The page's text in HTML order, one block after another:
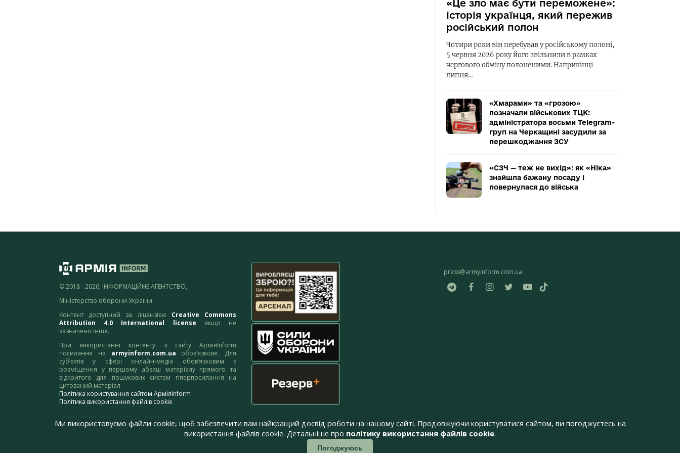
«Це зло має бути переможене»:
історія українця, який пережив
російський полон
Чотири роки він перебував у російському полоні,
5 червня 2026 року його звільнили в рамках
чергового обміну полоненими. Наприкінці
липня…
«Хмарами» та «грозою»
позначали військових ТЦК:
адміністратора восьми Telegram-
груп на Черкащині засудили за
перешкоджання ЗСУ
«СЗЧ — теж не вихід»: як «Ніка»
знайшла бажану посаду і
повернулася до війська
© 2018 - 2026, ІНФОРМАЦІЙНЕ АГЕНТСТВО,
Міністерство оборони України
Контент доступний за ліцензією Creative Commons
Attribution 4.0 International license якщо не
зазначено інше.
При використанні контенту з сайту АрміяInform
посилання на armyinform.com.ua обов’язкове. Для
суб’єктів у сфері онлайн-медіа обов’язковим є
розміщення у першому абзаці матеріалу прямого та
відкритого для пошукових систем гіперпосилання на
цитований матеріал.
Політика користування сайтом АрміяInform
Політика використання файлів cookie
адресу:webmaster@armyinform.com.ua
press@armyinform.com.ua
Ми використовуємо файли cookie, щоб забезпечити вам найкращий досвід роботи на нашому сайті. Продовжуючи користуватися сайтом, ви погоджуєтесь на
використання файлів cookie. Детальніше про політику використання файлів cookie.
Погоджуюсь